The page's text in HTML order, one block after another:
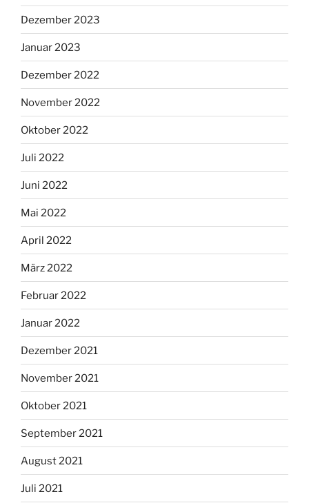
Dezember 2023
Januar 2023
Dezember 2022
November 2022
Oktober 2022
Juli 2022
Juni 2022
Mai 2022
April 2022
März 2022
Februar 2022
Januar 2022
Dezember 2021
November 2021
Oktober 2021
September 2021
August 2021
Juli 2021